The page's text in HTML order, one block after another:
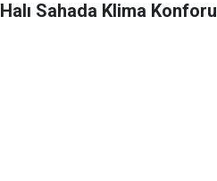
Halı Sahada Klima Konforu